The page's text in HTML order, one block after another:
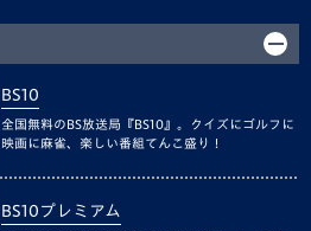
BS10
全国無料のBS放送局『BS10』。クイズにゴルフに
映画に麻雀、楽しい番組てんこ盛り！
BS10プレミアム